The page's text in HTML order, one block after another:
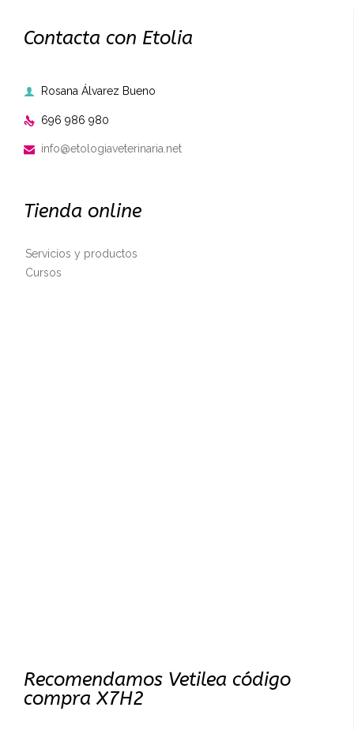
Contacta con Etolia
 Rosana Álvarez Bueno
 696 986 980
 info@etologiaveterinaria.net
Tienda online
Servicios y productos
Cursos
Recomendamos Vetilea código
compra X7H2